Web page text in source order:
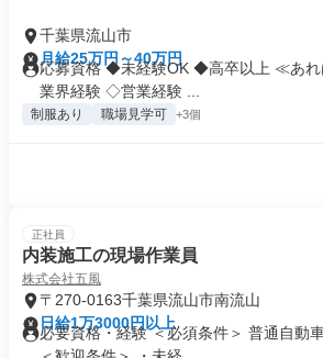
千葉県流山市
月給25万円～40万円
応募資格 ◆未経験OK ◆高卒以上 ≪あ
業界経験 ◇営業経験 ...
制服あり 職場見学可 +3個
正社員
内装施工の現場作業員
株式会社五風
〒270-0163千葉県流山市南流山
日給1万3000円以上
必要資格・経験 ＜必須条件＞ 普通自動